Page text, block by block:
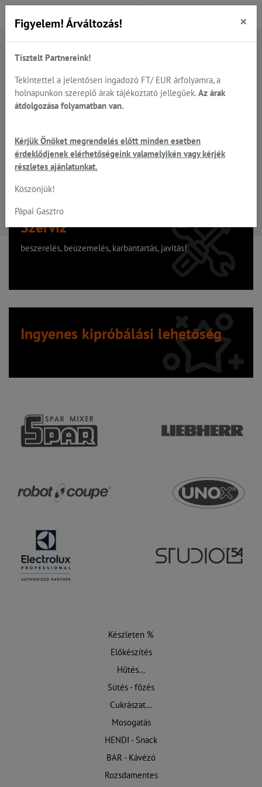
A keresett oldal nem található
Hiba, a keresett oldal nem található!
Szervíz
beszerelés, beüzemelés, karbantartás, javítás!
Ingyenes kipróbálási lehetőség
Készleten %
Előkészítés
Hűtés...
Sütés - főzés
Cukrászat...
Mosogatás
HENDI - Snack
BAR - Kávézó
Rozsdamentes
Figyelem! Árváltozás! ×
Tisztelt Partnereink!
Tekintettel a jelentősen ingadozó FT/ EUR árfolyamra, a
holnapunkon szereplő árak tájékoztató jellegűek. Az árak
átdolgozása folyamatban van.
Kérjük Önöket megrendelés előtt minden esetben
érdeklődjenek elérhetőségeink valamelyikén vagy kérjék
részletes ajánlatunkat.
Köszönjük!
Pápai Gasztro